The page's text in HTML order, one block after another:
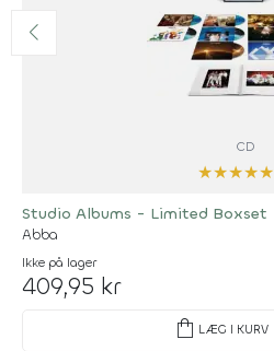
CD
★★★★★
Studio Albums - Limited Boxset
Abba
Ikke på lager
409,95 kr
shopping_bag LÆG I KURV